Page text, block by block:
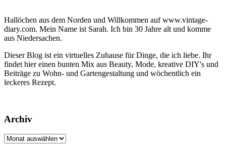
Hallöchen aus dem Norden und Willkommen auf www.vintage-
diary.com. Mein Name ist Sarah. Ich bin 30 Jahre alt und komme
aus Niedersachen.
Dieser Blog ist ein virtuelles Zuhause für Dinge, die ich liebe. Ihr
findet hier einen bunten Mix aus Beauty, Mode, kreative DIY's und
Beiträge zu Wohn- und Gartengestaltung und wöchentlich ein
leckeres Rezept.
Archiv
Archiv